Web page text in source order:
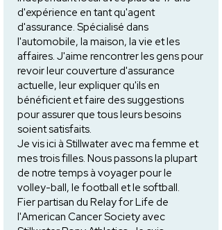
d'expérience en tant qu'agent
d'assurance. Spécialisé dans
l'automobile, la maison, la vie et les
affaires. J'aime rencontrer les gens pour
revoir leur couverture d'assurance
actuelle, leur expliquer qu'ils en
bénéficient et faire des suggestions
pour assurer que tous leurs besoins
soient satisfaits.
Je vis ici à Stillwater avec ma femme et
mes trois filles. Nous passons la plupart
de notre temps à voyager pour le
volley-ball, le football et le softball.
Fier partisan du Relay for Life de
l'American Cancer Society avec